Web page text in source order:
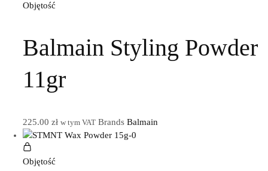
Objętość
Balmain Styling Powder
11gr
225.00 zł w tym VATBrands Balmain
Objętość